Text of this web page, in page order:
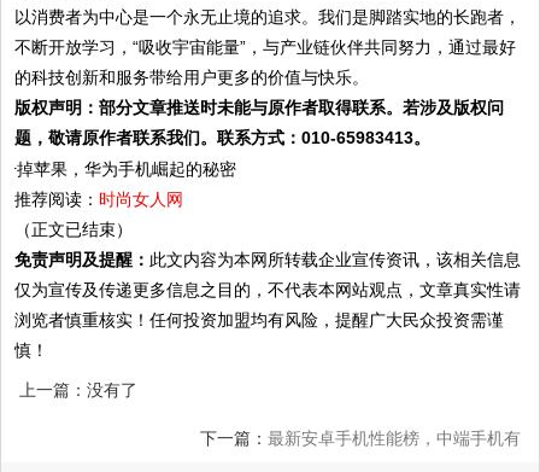
以消费者为中心是一个永无止境的追求。我们是脚踏实地的长跑者，
不断开放学习，“吸收宇宙能量”，与产业链伙伴共同努力，通过最好
的科技创新和服务带给用户更多的价值与快乐。
版权声明：部分文章推送时未能与原作者取得联系。若涉及版权问
题，敬请原作者联系我们。联系方式：010-65983413。
推荐阅读： 时尚女人网
（正文已结束）
免责声明及提醒： 此文内容为本网所转载企业宣传资讯，该相关信息
仅为宣传及传递更多信息之目的，不代表本网站观点，文章真实性请
浏览者慎重核实！任何投资加盟均有风险，提醒广大民众投资需谨
慎！
上一篇：没有了
下一篇： 最新安卓手机性能榜，中端手机有